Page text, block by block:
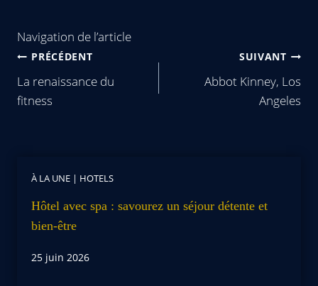
Navigation de l’article
PRÉCÉDENT
La renaissance du
fitness
SUIVANT
Abbot Kinney, Los
Angeles
À LA UNE | HOTELS
Hôtel avec spa : savourez un séjour détente et
bien-être
25 juin 2026